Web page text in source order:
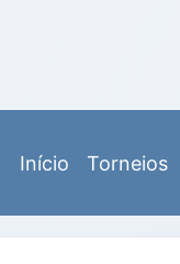
Início Torneios